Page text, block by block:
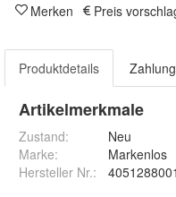
Merken Preis
Produktdetails
Artikelmerkmale
Zustand:
Neu
Marke:
Markenlos
Hersteller Nr.: